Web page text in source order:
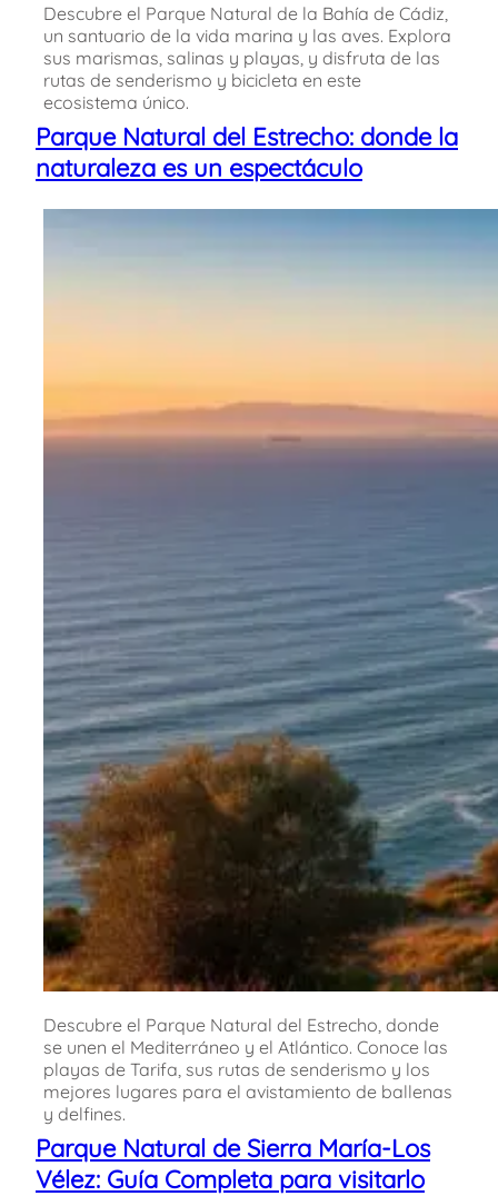
Descubre el Parque Natural de la Bahía de Cádiz,
un santuario de la vida marina y las aves. Explora
sus marismas, salinas y playas, y disfruta de las
rutas de senderismo y bicicleta en este
ecosistema único.
Parque Natural del Estrecho: donde la
naturaleza es un espectáculo
Descubre el Parque Natural del Estrecho, donde
se unen el Mediterráneo y el Atlántico. Conoce las
playas de Tarifa, sus rutas de senderismo y los
mejores lugares para el avistamiento de ballenas
y delfines.
Parque Natural de Sierra María-Los
Vélez: Guía Completa para visitarlo